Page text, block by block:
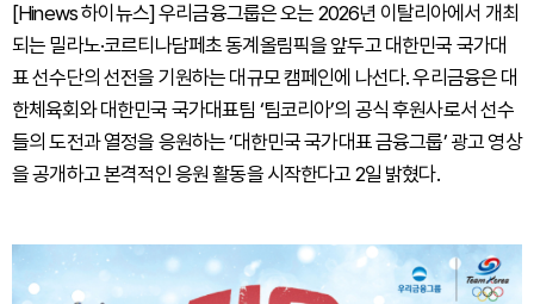
[Hinews 하이뉴스] 우리금융그룹은 오는 2026년 이탈리아에서 개최
되는 밀라노·코르티나담페초 동계올림픽을 앞두고 대한민국 국가대
표 선수단의 선전을 기원하는 대규모 캠페인에 나선다. 우리금융은 대
한체육회와 대한민국 국가대표팀 ‘팀코리아’의 공식 후원사로서 선수
들의 도전과 열정을 응원하는 ‘대한민국 국가대표 금융그룹’ 광고 영상
을 공개하고 본격적인 응원 활동을 시작한다고 2일 밝혔다.